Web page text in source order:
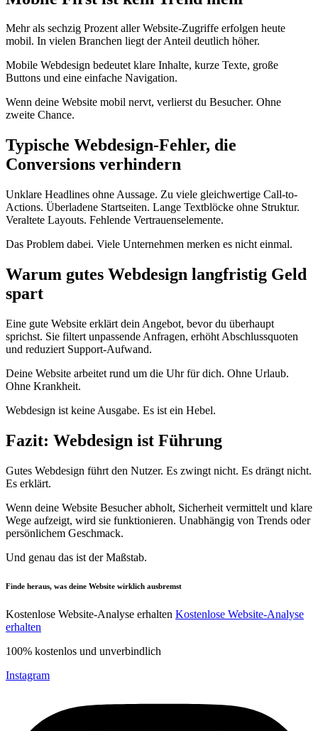
Mehr als sechzig Prozent aller Website-Zugriffe erfolgen heute
mobil. In vielen Branchen liegt der Anteil deutlich höher.
Mobile Webdesign bedeutet klare Inhalte, kurze Texte, große
Buttons und eine einfache Navigation.
Wenn deine Website mobil nervt, verlierst du Besucher. Ohne
zweite Chance.
Typische Webdesign-Fehler, die
Conversions verhindern
Unklare Headlines ohne Aussage. Zu viele gleichwertige Call-to-
Actions. Überladene Startseiten. Lange Textblöcke ohne Struktur.
Veraltete Layouts. Fehlende Vertrauenselemente.
Das Problem dabei. Viele Unternehmen merken es nicht einmal.
Warum gutes Webdesign langfristig Geld
spart
Eine gute Website erklärt dein Angebot, bevor du überhaupt
sprichst. Sie filtert unpassende Anfragen, erhöht Abschlussquoten
und reduziert Support-Aufwand.
Deine Website arbeitet rund um die Uhr für dich. Ohne Urlaub.
Ohne Krankheit.
Webdesign ist keine Ausgabe. Es ist ein Hebel.
Fazit: Webdesign ist Führung
Gutes Webdesign führt den Nutzer. Es zwingt nicht. Es drängt nicht.
Es erklärt.
Wenn deine Website Besucher abholt, Sicherheit vermittelt und klare
Wege aufzeigt, wird sie funktionieren. Unabhängig von Trends oder
persönlichem Geschmack.
Und genau das ist der Maßstab.
Finde heraus, was deine Website wirklich ausbremst
Kostenlose Website-Analyse erhalten Kostenlose Website-Analyse
erhalten
100% kostenlos und unverbindlich
Instagram